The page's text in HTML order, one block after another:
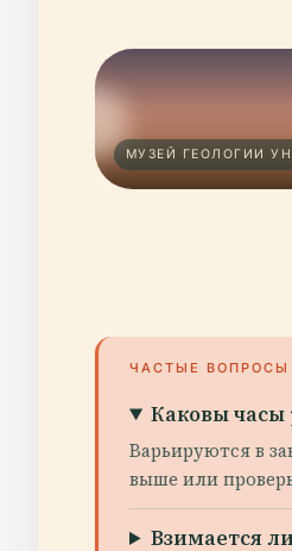
МУЗЕЙ ГЕОЛОГИИ
ЧАСТЫЕ ВОПРОСЫ
Каковы часы
Варьируются в
выше или
Взимается